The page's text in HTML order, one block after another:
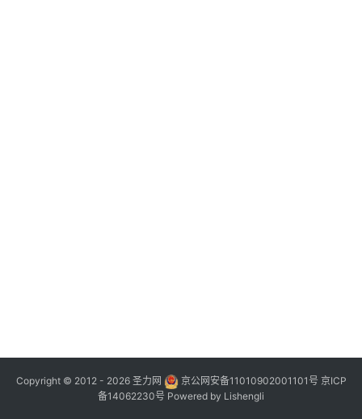
Copyright © 2012 - 2026 圣力网 京公网安备11010902001101号 京ICP
备14062230号 Powered by Lishengli